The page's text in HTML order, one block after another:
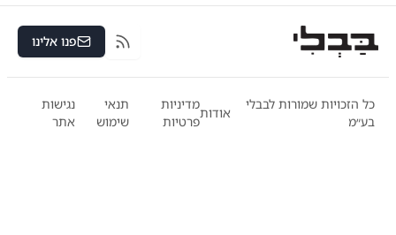
RSS פנו אלינו
כל הזכויות שמורות לבבלי
בע״מ
אודות
מדיניות
פרטיות
תנאי
שימוש
נגישות
אתר